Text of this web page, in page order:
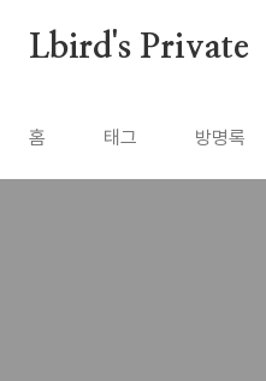
Lbird's Private
홈 태그 방명록